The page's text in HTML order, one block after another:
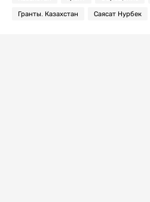
Гранты. Казахстан Саясат Нурбек